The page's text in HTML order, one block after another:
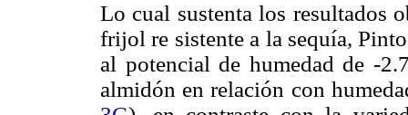
Lo cual sustenta los resultados
frijol re sistente a la sequía,
al potencial de humedad de -
almidón en relación con